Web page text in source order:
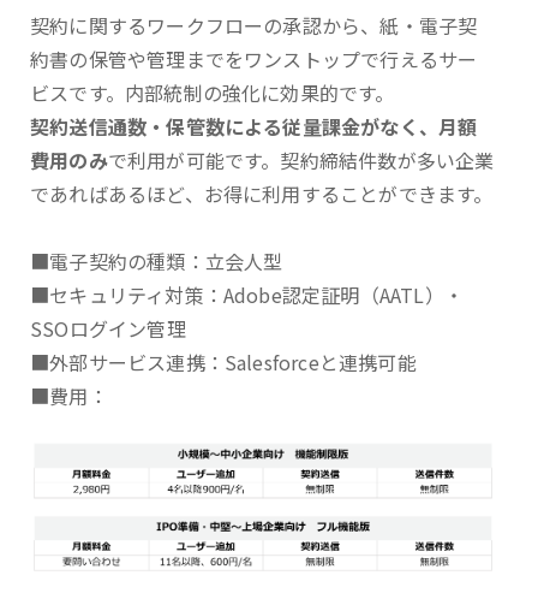
契約に関するワークフローの承認から、紙・電子契
約書の保管や管理までをワンストップで行えるサー
ビスです。内部統制の強化に効果的です。
契約送信通数・保管数による従量課金がなく、月額
費用のみで利用が可能です。契約締結件数が多い企業
であればあるほど、お得に利用することができます。
■電子契約の種類：立会人型
■セキュリティ対策：Adobe認定証明（AATL）・
SSOログイン管理
■外部サービス連携：Salesforceと連携可能
■費用：